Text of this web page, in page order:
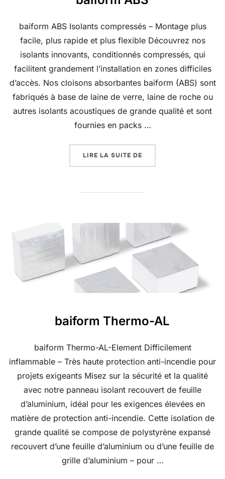
baiform ABS Isolants compressés – Montage plus
facile, plus rapide et plus flexible Découvrez nos
isolants innovants, conditionnés compressés, qui
facilitent grandement l’installation en zones difficiles
d’accès. Nos cloisons absorbantes baiform (ABS) sont
fabriqués à base de laine de verre, laine de roche ou
autres isolants acoustiques de grande qualité et sont
fournies en packs …
LIRE LA SUITE DE
baiform Thermo-AL
baiform Thermo-AL-Element Difficilement
inflammable – Très haute protection anti-incendie pour
projets exigeants Misez sur la sécurité et la qualité
avec notre panneau isolant recouvert de feuille
d’aluminium, idéal pour les exigences élevées en
matière de protection anti-incendie. Cette isolation de
grande qualité se compose de polystyrène expansé
recouvert d’une feuille d’aluminium ou d’une feuille de
grille d’aluminium – pour …